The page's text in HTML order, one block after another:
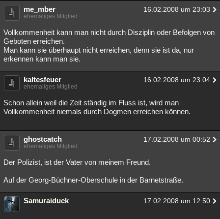
me_mber 16.02.2008 um 23:03
ehemaliges Mitglied
Vollkommenheit kann man nicht durch Disziplin oder Befolgen von
Geboten erreichen.
Man kann sie überhaupt nicht erreichen, denn sie ist da, nur
erkennen kann man sie.
kaltesfeuer 16.02.2008 um 23:04
ehemaliges Mitglied
Schon allein weil die Zeit ständig im Fluss ist, wird man
Vollkommenheit niemals durch Dogmen erreichen können.
ghostcatch 17.02.2008 um 00:52
ehemaliges Mitglied
Der Polizist, ist der Vater von meinem Freund.
Auf der Georg-Büchner-Oberschule in der Barnetstraße.
Samuraiduck 17.02.2008 um 12:50